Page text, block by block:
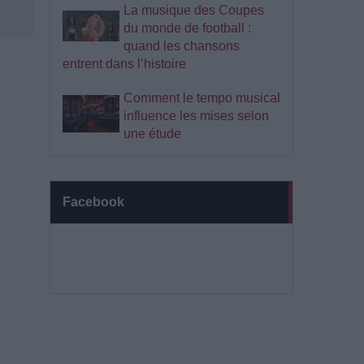
La musique des Coupes
du monde de football :
quand les chansons
entrent dans l’histoire
Comment le tempo musical
influence les mises selon
une étude
Facebook